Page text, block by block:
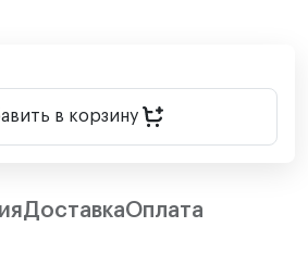
в корзину
ДоставкаОплата